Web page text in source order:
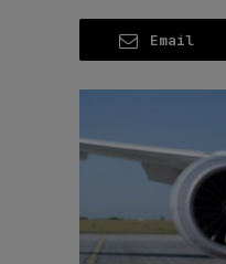
Email